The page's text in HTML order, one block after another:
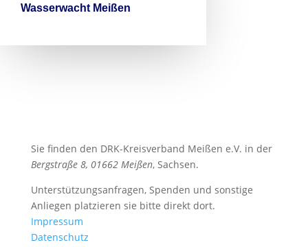
Wasserwacht Meißen
Sie finden den DRK-Kreisverband Meißen e.V. in der
Bergstraße 8, 01662 Meißen, Sachsen.
Unterstützungsanfragen, Spenden und sonstige
Anliegen platzieren sie bitte direkt dort.
Impressum
Datenschutz